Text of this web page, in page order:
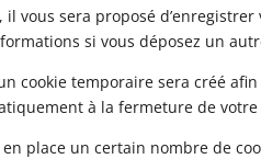
vous sera proposé
si vous déposez un
cookie temporaire sera créé
à la fermeture de
place un certain nombre de